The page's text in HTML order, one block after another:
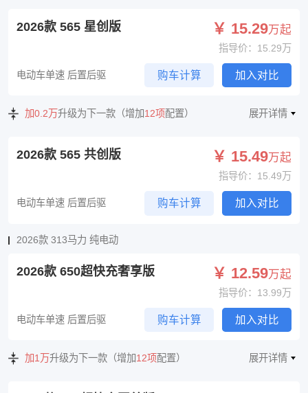
2026款 565 星创版 ￥ 15.29万起
指导价：15.29万
电动车单速 后置后驱 购车计算 加入对比
加0.2万升级为下一款（增加12项配置） 展开详情
2026款 565 共创版 ￥ 15.49万起
指导价：15.49万
电动车单速 后置后驱 购车计算 加入对比
2026款 313马力 纯电动
2026款 650超快充奢享版 ￥ 12.59万起
指导价：13.99万
电动车单速 后置后驱 购车计算 加入对比
加1万升级为下一款（增加12项配置） 展开详情